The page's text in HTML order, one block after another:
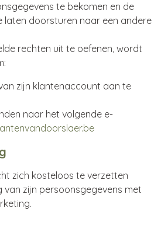
te bekomen en de
laten doorsturen naar een andere
rechten uit te oefenen, wordt
zijn klantenaccount aan te
naar het volgende e-
zich kosteloos te verzetten
van zijn persoonsgegevens met